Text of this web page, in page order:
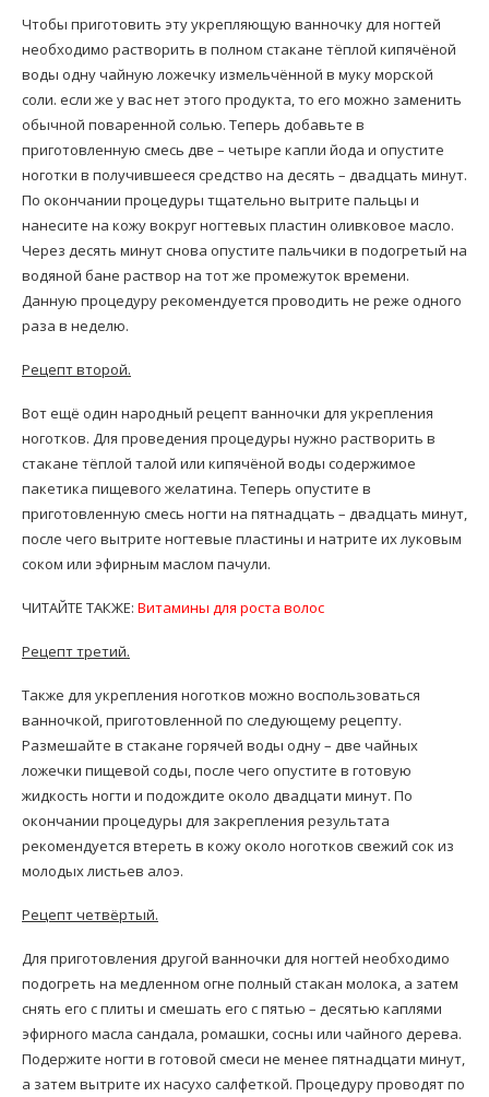
Чтобы приготовить эту укрепляющую ванночку для ногтей
необходимо растворить в полном стакане тёплой кипячёной
воды одну чайную ложечку измельчённой в муку морской
соли. если же у вас нет этого продукта, то его можно заменить
обычной поваренной солью. Теперь добавьте в
приготовленную смесь две – четыре капли йода и опустите
ноготки в получившееся средство на десять – двадцать минут.
По окончании процедуры тщательно вытрите пальцы и
нанесите на кожу вокруг ногтевых пластин оливковое масло.
Через десять минут снова опустите пальчики в подогретый на
водяной бане раствор на тот же промежуток времени.
Данную процедуру рекомендуется проводить не реже одного
раза в неделю.
Рецепт второй.
Вот ещё один народный рецепт ванночки для укрепления
ноготков. Для проведения процедуры нужно растворить в
стакане тёплой талой или кипячёной воды содержимое
пакетика пищевого желатина. Теперь опустите в
приготовленную смесь ногти на пятнадцать – двадцать минут,
после чего вытрите ногтевые пластины и натрите их луковым
соком или эфирным маслом пачули.
ЧИТАЙТЕ ТАКЖЕ: Витамины для роста волос
Рецепт третий.
Также для укрепления ноготков можно воспользоваться
ванночкой, приготовленной по следующему рецепту.
Размешайте в стакане горячей воды одну – две чайных
ложечки пищевой соды, после чего опустите в готовую
жидкость ногти и подождите около двадцати минут. По
окончании процедуры для закрепления результата
рекомендуется втереть в кожу около ноготков свежий сок из
молодых листьев алоэ.
Рецепт четвёртый.
Для приготовления другой ванночки для ногтей необходимо
подогреть на медленном огне полный стакан молока, а затем
снять его с плиты и смешать его с пятью – десятью каплями
эфирного масла сандала, ромашки, сосны или чайного дерева.
Подержите ногти в готовой смеси не менее пятнадцати минут,
а затем вытрите их насухо салфеткой. Процедуру проводят по